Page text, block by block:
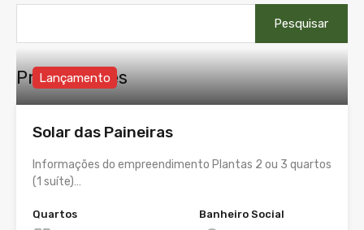
por:
Propriedades
Lançamento
Solar das Paineiras
Informações do empreendimento Plantas 2 ou 3 quartos
(1 suíte)…
Quartos
Banheiro Social